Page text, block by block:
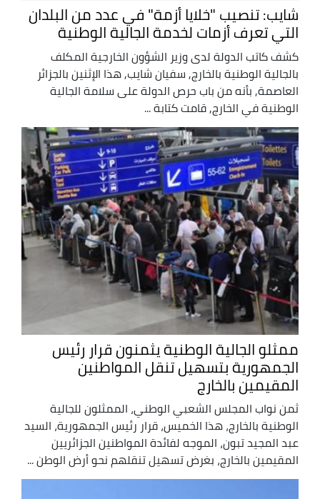
شايب: تنصيب "خلايا أزمة" في عدد من البلدان
التي تعرف أزمات لخدمة الجالية الوطنية
كشف كاتب الدولة لدى وزير الشؤون الخارجية المكلف
بالجالية الوطنية بالخارج, سفيان شايب, هذا الإثنين بالجزائر
العاصمة, بأنه من باب حرص الدولة على سلامة الجالية
الوطنية في الخارج, قامت كتابة ...
ممثلو الجالية الوطنية يثمنون قرار رئيس
الجمهورية بتسهيل تنقل المواطنين
المقيمين بالخارج
ثمن نواب المجلس الشعبي الوطني، الممثلون للجالية
الوطنية بالخارج، هذا الخميس، قرار رئيس الجمهورية، السيد
عبد المجيد تبون، الموجه لفائدة المواطنين الجزائريين
المقيمين بالخارج، بغرض تسهيل تنقلهم نحو أرض الوطن ...